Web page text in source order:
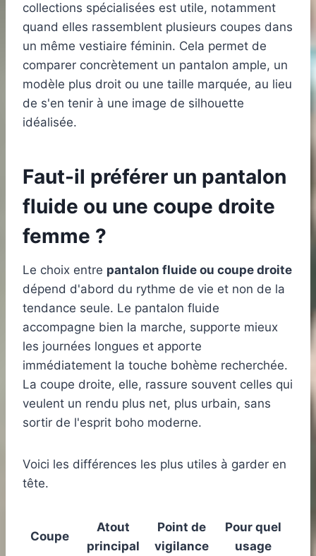
collections spécialisées est utile, notamment
quand elles rassemblent plusieurs coupes dans
un même vestiaire féminin. Cela permet de
comparer concrètement un pantalon ample, un
modèle plus droit ou une taille marquée, au lieu
de s'en tenir à une image de silhouette
idéalisée.
Faut-il préférer un pantalon
fluide ou une coupe droite
femme ?
Le choix entre pantalon fluide ou coupe droite
dépend d'abord du rythme de vie et non de la
tendance seule. Le pantalon fluide
accompagne bien la marche, supporte mieux
les journées longues et apporte
immédiatement la touche bohème recherchée.
La coupe droite, elle, rassure souvent celles qui
veulent un rendu plus net, plus urbain, sans
sortir de l'esprit boho moderne.
Voici les différences les plus utiles à garder en
tête.
Coupe
Atout
principal
Point de
vigilance
Pour quel
usage